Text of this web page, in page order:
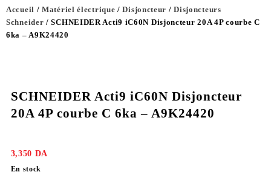
Accueil /Matériel électrique /Disjoncteur /Disjoncteurs
Schneider / SCHNEIDER Acti9 iC60N Disjoncteur 20A 4P courbe C
6ka – A9K24420
SCHNEIDER Acti9 iC60N Disjoncteur
20A 4P courbe C 6ka – A9K24420
3,350 DA
En stock